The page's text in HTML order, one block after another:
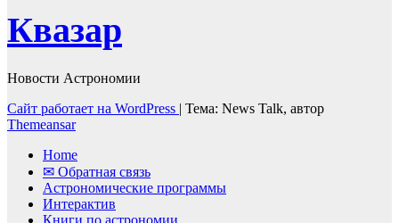
Квазар
Новости Астрономии
Сайт работает на WordPress | Тема: News Talk, автор
Themeansar
Home
✉ Обратная связь
Астрономические программы
Интерактив
Книги по астрономии